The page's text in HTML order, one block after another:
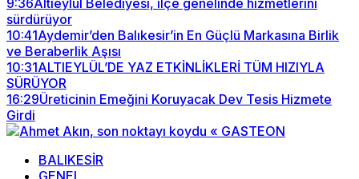
9:36Altıeylül Belediyesi, ilçe genelinde hizmetlerini
sürdürüyor
10:41Aydemir’den Balıkesir’in En Güçlü Markasına Birlik
ve Beraberlik Aşısı
10:31ALTIEYLÜL’DE YAZ ETKİNLİKLERİ TÜM HIZIYLA
SÜRÜYOR
16:29Üreticinin Emeğini Koruyacak Dev Tesis Hizmete
Girdi
BALIKESİR
GENEL